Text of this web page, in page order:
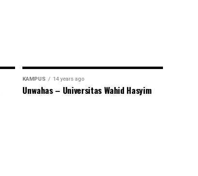
KAMPUS 14 years ago
Unwahas – Universitas Wahid Hasyim